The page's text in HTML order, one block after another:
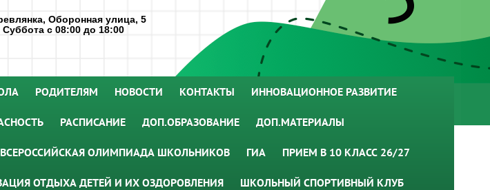
Оборонная улица, 5
Суббота с 08:00 до 18:00
РОДИТЕЛЯМ НОВОСТИ КОНТАКТЫ ИННОВАЦИОННОЕ РАЗВИТИЕ
РАСПИСАНИЕ ДОП.ОБРАЗОВАНИЕ ДОП.МАТЕРИАЛЫ
ВСЕРОССИЙСКАЯ ОЛИМПИАДА ШКОЛЬНИКОВ ГИА ПРИЕМ В 10 КЛАСС 26/27
ОТДЫХА ДЕТЕЙ И ИХ ОЗДОРОВЛЕНИЯ ШКОЛЬНЫЙ СПОРТИВНЫЙ КЛУБ